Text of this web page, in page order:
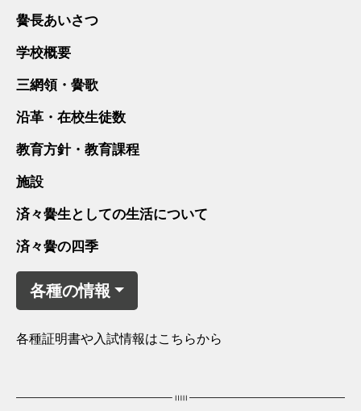
黌長あいさつ
学校概要
三網領・黌歌
沿革・在校生徒数
教育方針・教育課程
施設
済々黌生としての生活について
済々黌の四季
各種の情報
各種証明書や入試情報はこちらから